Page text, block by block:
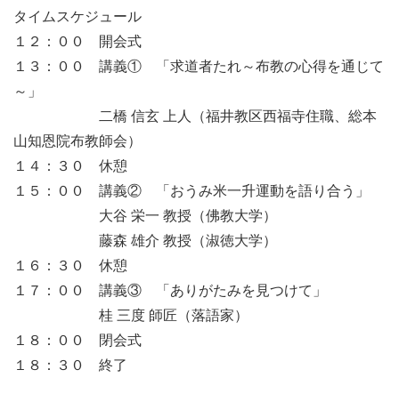
タイムスケジュール
１２：００ 開会式
１３：００ 講義① 「求道者たれ～布教の心得を通じて
～」
二橋 信玄 上人（福井教区西福寺住職、総本
山知恩院布教師会）
１４：３０ 休憩
１５：００ 講義② 「おうみ米一升運動を語り合う」
大谷 栄一 教授（佛教大学）
藤森 雄介 教授（淑徳大学）
１６：３０ 休憩
１７：００ 講義③ 「ありがたみを見つけて」
桂 三度 師匠（落語家）
１８：００ 閉会式
１８：３０ 終了